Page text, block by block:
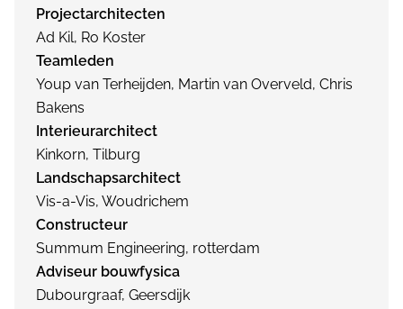
Projectarchitecten
Ad Kil, Ro Koster
Teamleden
Youp van Terheijden, Martin van Overveld, Chris
Bakens
Interieurarchitect
Kinkorn, Tilburg
Landschapsarchitect
Vis-a-Vis, Woudrichem
Constructeur
Summum Engineering, rotterdam
Adviseur bouwfysica
Dubourgraaf, Geersdijk